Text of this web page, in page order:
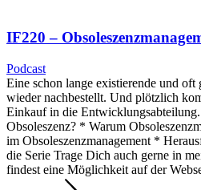
IF220 –
Podcast
Eine schon lange existierende und
wieder nachbestellt. Und plötzlich
Einkauf in die
Obsoleszenz? * Warum
im Obsoleszenzmanagement *
die Serie Trage Dich auch gerne in
findest eine Möglichkeit auf der